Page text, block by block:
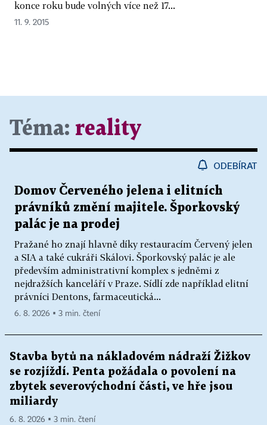
konce roku bude volných více než 17...
11. 9. 2015
Téma: reality
ODEBÍRAT
Domov Červeného jelena i elitních
právníků změní majitele. Šporkovský
palác je na prodej
Pražané ho znají hlavně díky restauracím Červený jelen
a SIA a také cukráři Skálovi. Šporkovský palác je ale
především administrativní komplex s jedněmi z
nejdražších kanceláří v Praze. Sídlí zde například elitní
právníci Dentons, farmaceutická...
6. 8. 2026 ▪ 3 min. čtení
Stavba bytů na nákladovém nádraží Žižkov
se rozjíždí. Penta požádala o povolení na
zbytek severovýchodní části, ve hře jsou
miliardy
6. 8. 2026 ▪ 3 min. čtení